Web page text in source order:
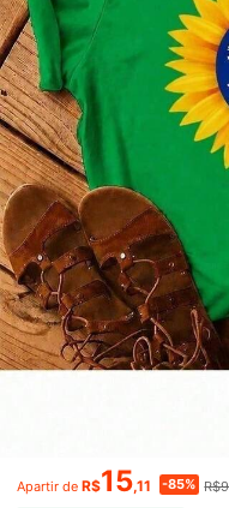
Apartir de R$15,11 -85%